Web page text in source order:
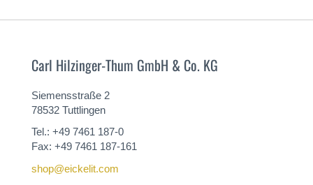
Carl Hilzinger-Thum GmbH & Co. KG
Siemensstraße 2
78532 Tuttlingen
Tel.: +49 7461 187-0
Fax: +49 7461 187-161
shop@eickelit.com